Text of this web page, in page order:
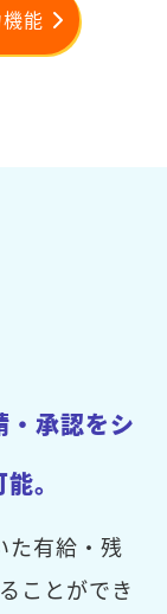
能
・承認をシ
。
た有給・残
ことができ